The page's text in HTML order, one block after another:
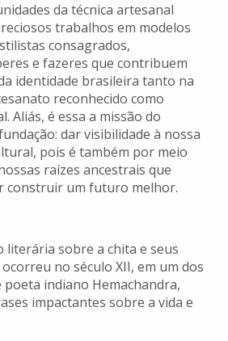
da técnica artesanal
trabalhos em modelos
consagrados,
e fazeres que contribuem
identidade brasileira tanto na
reconhecido como
Aliás, é essa a missão do
dar visibilidade à nossa
pois é também por meio
raízes ancestrais que
construir um futuro melhor.
literária sobre a chita e seus
no século XII, em um dos
indiano Hemachandra,
impactantes sobre a vida e